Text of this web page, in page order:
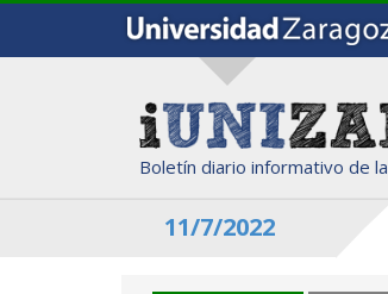
Boletín diario informativo de la
11/7/2022